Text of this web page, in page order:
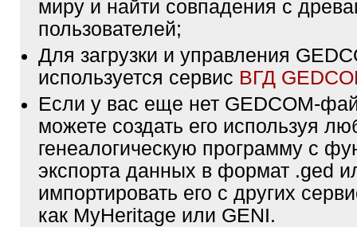
миру и найти совпадения с
пользователей;
Для загрузки и управления
используется сервис ВГД
Если у вас еще нет GEDCOM-
можете создать его используя
генеалогическую программу с
экспорта данных в формат .ged
импортировать его с других
как MyHeritage или GENI.